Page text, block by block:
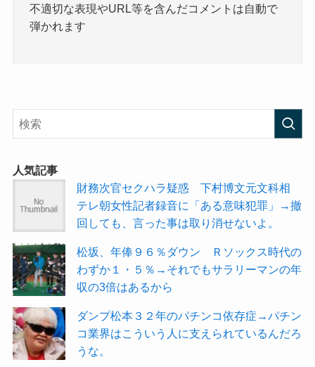
不適切な表現やURL等を含んだコメントは自動で
弾かれます
人気記事
財務次官セクハラ疑惑 下村博文元文科相
テレ朝女性記者録音に「ある意味犯罪」→撤
回しても、言った事は取り消せないよ。
松坂、年俸９６％ダウン Ｒソックス時代の
わずか１・５％→それでもサラリーマンの年
収の3倍はあるから
ダンプ松本３２年のパチンコ依存症→パチン
コ業界はこういう人に支えられているんだろ
うな。